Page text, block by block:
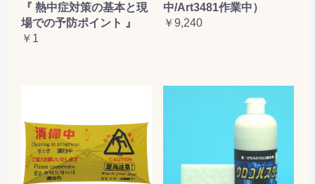
『 熱中症対策の基本と現
場での予防ポイント 』
￥1
中/Art3481作業中）
￥9,240